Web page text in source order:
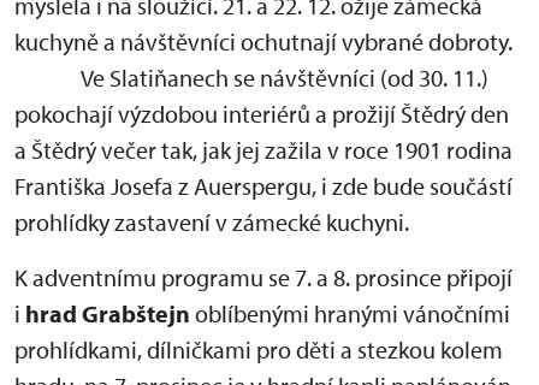
kuchyně a návštěvníci ochutnají vybrané dobroty.
Ve Slatiňanech se návštěvníci (od 30. 11.)
pokochají výzdobou interiérů a prožijí Štědrý den
a Štědrý večer tak, jak jej zažila v roce 1901 rodina
Františka Josefa z Auerspergu, i zde bude součástí
prohlídky zastavení v zámecké kuchyni.
K adventnímu programu se 7. a 8. prosince připojí
i hrad Grabštejn oblíbenými hranými vánočními
prohlídkami, dílničkami pro děti a stezkou kolem